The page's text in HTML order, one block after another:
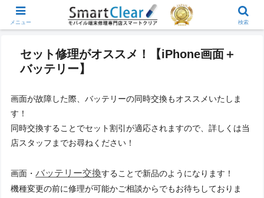
セット修理がオススメ！【iPhone画面＋
バッテリー】
画面が故障した際、バッテリーの同時交換もオススメいたしま
す！
同時交換することでセット割引が適応されますので、詳しくは当
店スタッフまでお尋ねください！
画面・バッテリー交換することで新品のようになります！
機種変更の前に修理が可能かご相談からでもお待ちしておりま
メニュー 検索